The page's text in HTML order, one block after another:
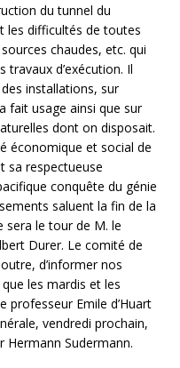
du tunnel du
les difficultés de toutes
chaudes, etc. qui
d’exécution. Il
installations, sur
fait usage ainsi que sur
dont on disposait.
économique et social de
sa respectueuse
conquête du génie
saluent la fin de la
sera le tour de M. le
Durer. Le comité de
d’informer nos
les mardis et les
professeur Emile d’Huart
vendredi prochain,
Hermann Sudermann.